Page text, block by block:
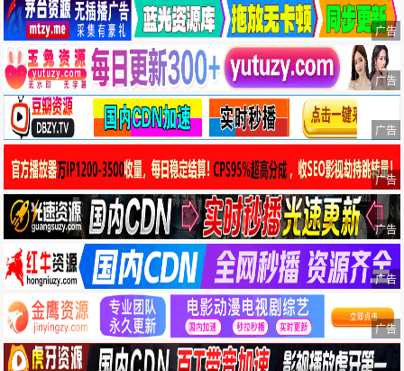
广告
广告
广告
广告
广告
广告
广告